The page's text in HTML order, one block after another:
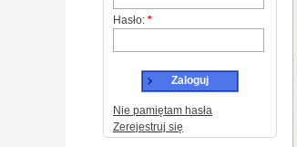
Hasło: *
Zaloguj
Nie pamiętam hasła
Zerejestruj się